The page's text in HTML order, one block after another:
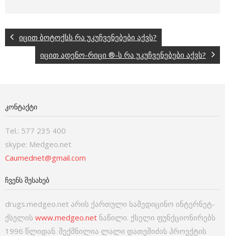
იცით ბოტოქსს რა უკუჩვენებები აქვს?
იცით ადენო-რიცი ®-ს რა უკუჩვენებები აქვს?
ᲙᲝᲜᲢᲐᲥᲢᲘ
Tel.: 577 235 400
skype: Medgeo.net
Caumednet@gmail.com
ᲩᲕᲔᲜᲡ ᲨᲔᲡᲐᲮᲔᲑ
drugs.medgeo.net არის ქართული სამედიცინო ინტერნეტ-
ქსელის www.medgeo.net ნაწილი. ქსელი ფუნქციონირებს
1996 წლიდან. შექმნილია ლალი დათეშიძის პროექტის